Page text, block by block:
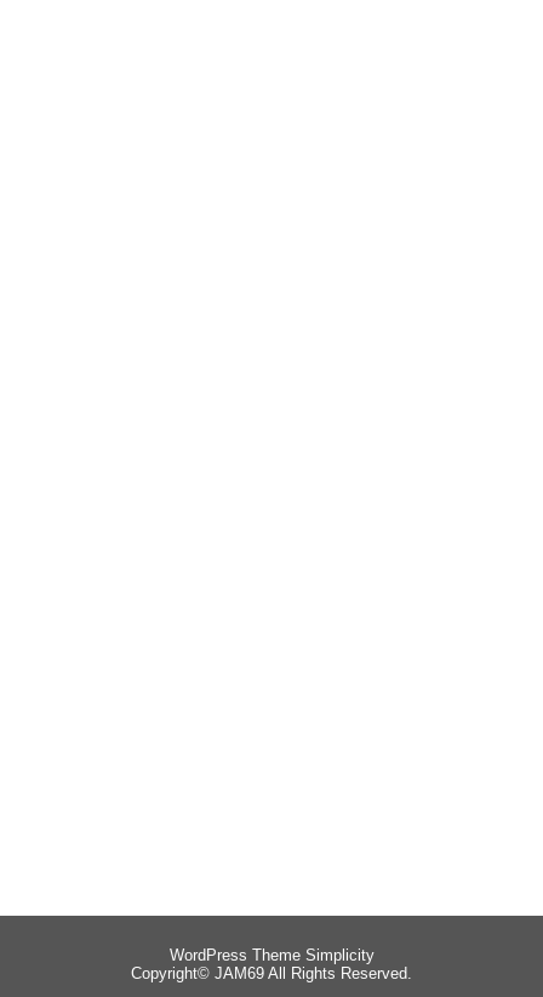
WordPress Theme Simplicity
Copyright© JAM69 All Rights Reserved.